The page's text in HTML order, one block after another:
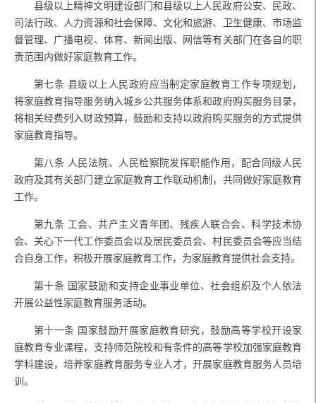
县级以上精神文明建设部门和县级以上人民政府公安、民政、
司法行政、人力资源和社会保障、文化和旅游、卫生健康、市场监
督管理、广播电视、体育、新闻出版、网信等有关部门在各自的职
责范围内做好家庭教育工作。
第七条 县级以上人民政府应当制定家庭教育工作专项规划，
将家庭教育指导服务纳入城乡公共服务体系和政府购买服务目录，
将相关经费列入财政预算，鼓励和支持以政府购买服务的方式提供
家庭教育指导。
第八条 人民法院、人民检察院发挥职能作用，配合同级人民
政府及其有关部门建立家庭教育工作联动机制，共同做好家庭教育
工作。
第九条 工会、共产主义青年团、残疾人联合会、科学技术协
会、关心下一代工作委员会以及居民委员会、村民委员会等应当结
合自身工作，积极开展家庭教育工作，为家庭教育提供社会支持。
第十条 国家鼓励和支持企业事业单位、社会组织及个人依法
开展公益性家庭教育服务活动。
第十一条 国家鼓励开展家庭教育研究，鼓励高等学校开设家
庭教育专业课程，支持师范院校和有条件的高等学校加强家庭教育
学科建设，培养家庭教育服务专业人才，开展家庭教育服务人员培
训。